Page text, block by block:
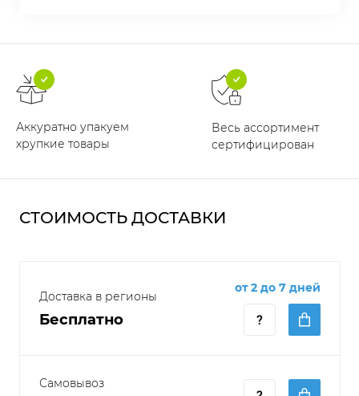
Аккуратно упакуем
хрупкие товары
Весь ассортимент
сертифицирован
СТОИМОСТЬ ДОСТАВКИ
Доставка в регионы
Бесплатно
от 2 до 7 дней
Самовывоз